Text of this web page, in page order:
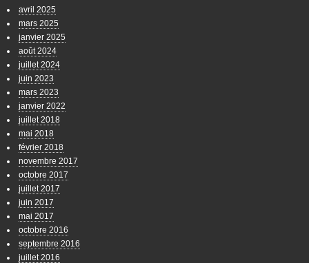
avril 2025
mars 2025
janvier 2025
août 2024
juillet 2024
juin 2023
mars 2023
janvier 2022
juillet 2018
mai 2018
février 2018
novembre 2017
octobre 2017
juillet 2017
juin 2017
mai 2017
octobre 2016
septembre 2016
juillet 2016